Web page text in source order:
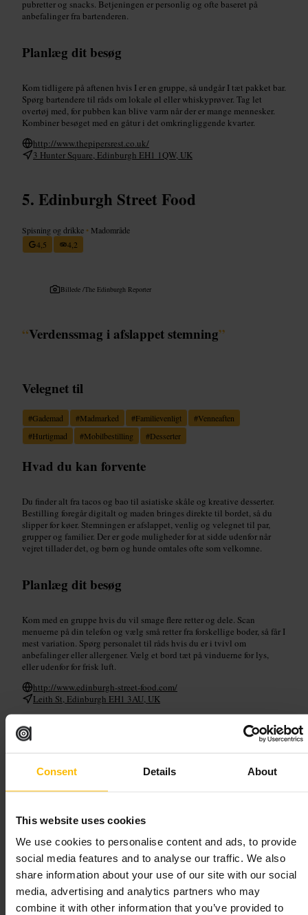
Consent Details About
This website uses cookies
We use cookies to personalise content and ads, to provide
social media features and to analyse our traffic. We also
share information about your use of our site with our social
media, advertising and analytics partners who may
combine it with other information that you’ve provided to
pubretter og snacks. Betjeningen er personlig og ofte baseret på
anbefalinger fra bartenderen.
Planlæg dit besøg
Kom tidligere på aftenen hvis I er en gruppe, så undgår I tæt pakket bar.
Spørg bartendere til råds om lokale øl eller whiskyprøver. Tag let
overtøj med, for pubben kan blive varm når der er mange mennesker.
Kombiner besøget med en gåtur i det omkringliggende kvarter.
http://www.thepipersrest.co.uk/
3 Hunter Square, Edinburgh EH1 1QW, UK
Edinburgh Street Food
Spisning og drikke • Madområde
4,5
4,2
Billede /The Edinburgh Reporter
“Verdenssmag i afslappet stemning”
Velegnet til
#Gademad #Madmarked #Familievenligt #Venneaften
#Hurtigmad #Mobilbestilling #Desserter
Hvad du kan forvente
Du finder alt fra tacos og bao til asiatiske skåle og kreative desserter.
Bestilling foregår digitalt og maden bringes direkte til bordet, så du
slipper for køer. Stemningen er afslappet, venlig og velegnet til par,
grupper og familier. Der er gode muligheder for at sidde udenfor når
vejret tillader det, og børn og hunde omtales ofte som velkomne.
Planlæg dit besøg
Kom med en gruppe hvis du vil smage flere retter og dele. Scan
menuerne på din telefon og vælg små retter fra forskellige boder, så får I
mest variation. Spørg personalet til råds hvis du er i tvivl om
anbefalinger eller allergener. Vælg et bord tæt på vinduerne for lys,
eller udenfor for frisk luft.
http://www.edinburgh-street-food.com/
Leith St, Edinburgh EH1 3AU, UK
Spisning og drikke
4,1
4,3
“Grønne cocktails og livlig stemning i
Edinburgh”